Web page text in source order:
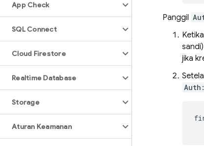
App Check
SQL Connect
Cloud Firestore
Realtime Database
Storage
Aturan Keamanan
Panggil
jika